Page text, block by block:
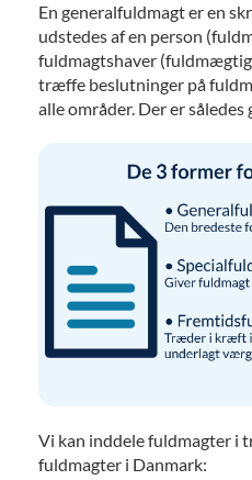
En generalfuldmagt er en
udstedes af en person
fuldmagtshaver
træffe beslutninger på
alle områder. Der er
Vi kan inddele fuldmagter i
fuldmagter i Danmark: